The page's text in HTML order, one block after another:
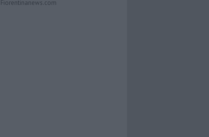
Fiorentinanews.com